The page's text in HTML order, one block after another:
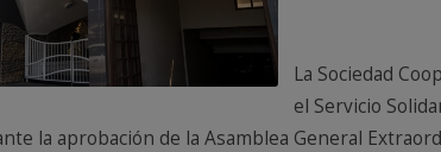
La Sociedad
el Servicio
la aprobación de la Asamblea General